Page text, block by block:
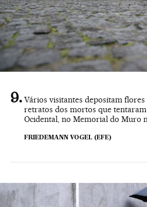
Vários visitantes depositam
retratos dos mortos que
Ocidental, no Memorial do Muro
FRIEDEMANN VOGEL (EFE)